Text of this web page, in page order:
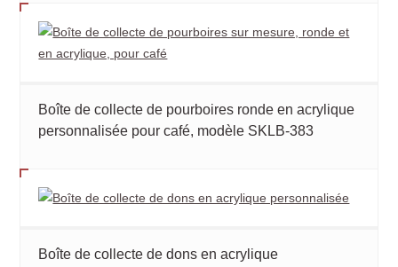
Boîte de collecte de pourboires ronde en acrylique
personnalisée pour café, modèle SKLB-383
Boîte de collecte de dons en acrylique